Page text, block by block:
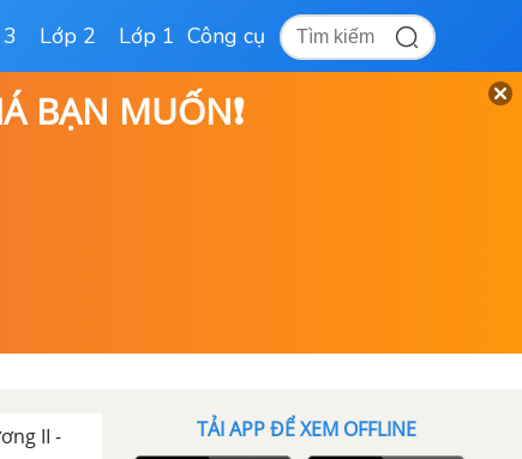
Lớp 2 Lớp 1 Công cụ
BẠN MUỐN❗
II -
TẢI APP ĐỂ XEM OFFLINE